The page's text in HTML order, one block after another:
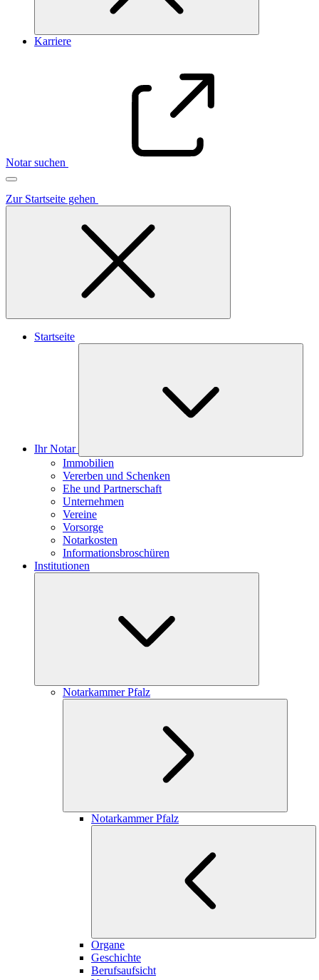
Karriere
Notar suchen
Zur Startseite gehen
Startseite
Ihr Notar
Immobilien
Vererben und Schenken
Ehe und Partnerschaft
Unternehmen
Vereine
Vorsorge
Notarkosten
Informationsbroschüren
Institutionen
Notarkammer Pfalz
Notarkammer Pfalz
Organe
Geschichte
Berufsaufsicht